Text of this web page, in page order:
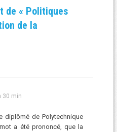
de « Politiques
de la
30 min
diplômé de Polytechnique
a été prononcé, que la